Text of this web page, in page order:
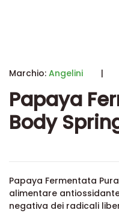
Marchio: Angelini |
Papaya
Body
Papaya Fermentata
alimentare
negativa dei radicali